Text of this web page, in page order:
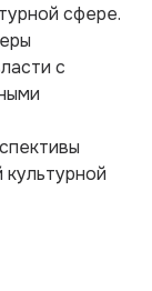
сфере.
с
культурной